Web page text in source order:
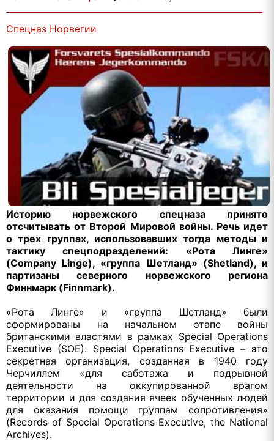
Спецназ Норвегии
Историю норвежского спецназа принято
отсчитывать от Второй Мировой войны. Речь идет
о трех группах, использовавших тогда методы и
тактику спецподразделений: «Рота Линге»
(Company Linge), «группа Шетланд» (Shetland), и
партизаны северного норвежского региона
Финнмарк (Finnmark).
«Рота Линге» и «группа Шетланд» были
сформированы на начальном этапе войны
британскими властями в рамках Special Operations
Executive (SOE). Special Operations Executive – это
секретная организация, созданная в 1940 году
Черчиллем «для саботажа и подрывной
деятельности на оккупированной врагом
территории и для создания ячеек обученных людей
для оказания помощи группам сопротивления»
(Records of Special Operations Executive, the National
Archives).